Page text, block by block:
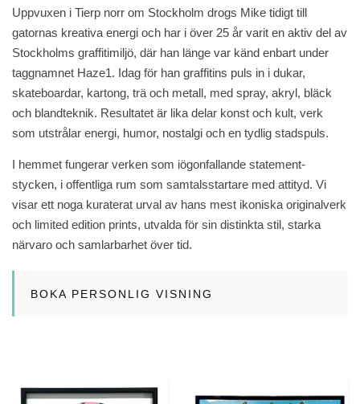
Uppvuxen i Tierp norr om Stockholm drogs Mike tidigt till
gatornas kreativa energi och har i över 25 år varit en aktiv del av
Stockholms graffitimiljö, där han länge var känd enbart under
taggnamnet Haze1. Idag för han graffitins puls in i dukar,
skateboardar, kartong, trä och metall, med spray, akryl, bläck
och blandteknik. Resultatet är lika delar konst och kult, verk
som utstrålar energi, humor, nostalgi och en tydlig stadspuls.
I hemmet fungerar verken som iögonfallande statement-
stycken, i offentliga rum som samtalsstartare med attityd. Vi
visar ett noga kuraterat urval av hans mest ikoniska originalverk
och limited edition prints, utvalda för sin distinkta stil, starka
närvaro och samlarbarhet över tid.
BOKA PERSONLIG VISNING